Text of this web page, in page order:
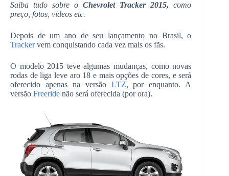
Saiba tudo sobre oChevrolet Tracker 2015, como
preço, fotos, vídeos etc.
Depois de um ano de seu lançamento no Brasil, o
Trackervem conquistando cada vez mais os fãs.
O modelo 2015 teve algumas mudanças, como novas
rodas de liga leve aro 18 e mais opções de cores, e será
oferecido apenas na versão LTZ, por enquanto. A
versão Freeride não será oferecida (por ora).